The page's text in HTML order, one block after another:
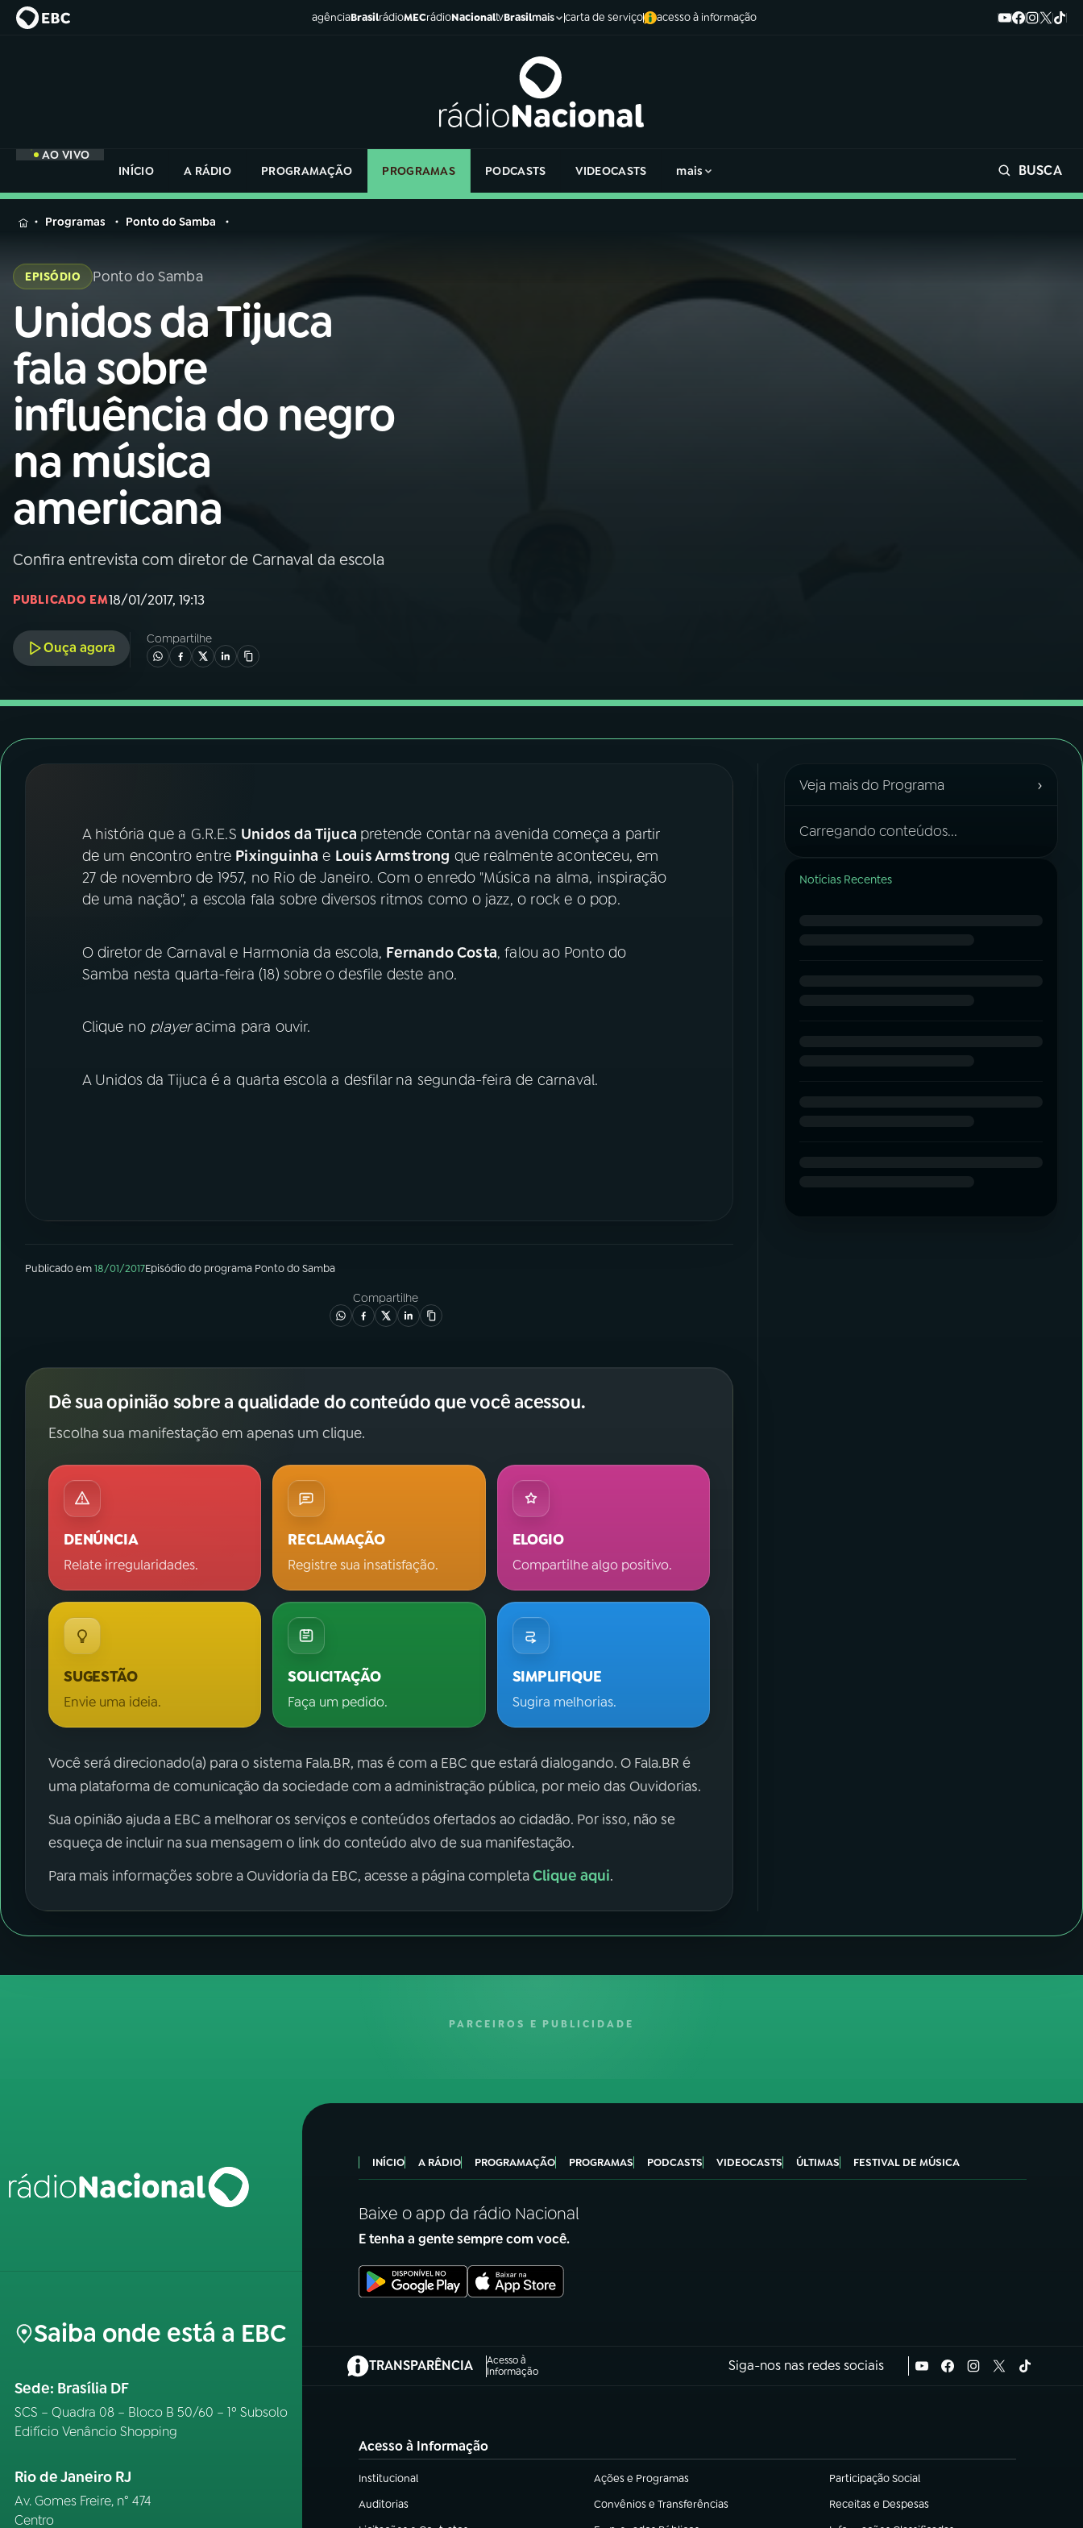
agênciaBrasilrádioMECrádioNacionaltvBrasilmais carta de serviço acesso à informação
AO VIVO
INÍCIO
A RÁDIO PROGRAMAÇÃO PROGRAMAS PODCASTS VIDEOCASTS mais BUSCA
MENU
Buscar
na
Rádio
Nacional
01INÍCIO
02 A RÁDIO
03 PROGRAMAÇÃO
04PROGRAMAS
ACOMPANHE A RÁDIO NACIONAL
YouTube Facebook
Instagram X
na
Rádio
Nacional
Programas Ponto do Samba
EPISÓDIO Ponto do Samba
Unidos da Tijuca
fala sobre
influência do negro
na música
americana
Confira entrevista com diretor de Carnaval da escola
PUBLICADO EM18/01/2017, 19:13
Ouça agora
Compartilhe
A história que a G.R.E.S Unidos da Tijuca pretende contar na avenida começa a partir
de um encontro entre Pixinguinha e Louis Armstrong que realmente aconteceu, em
27 de novembro de 1957, no Rio de Janeiro. Com o enredo "Música na alma, inspiração
de uma nação", a escola fala sobre diversos ritmos como o jazz, o rock e o pop.
O diretor de Carnaval e Harmonia da escola, Fernando Costa, falou ao Ponto do
Samba nesta quarta-feira (18) sobre o desfile deste ano.
Clique no playeracima para ouvir.
A Unidos da Tijuca é a quarta escola a desfilar na segunda-feira de carnaval.
Publicado em18/01/2017Episódiodo programa Ponto do Samba
Compartilhe
Dê sua opinião sobre a qualidade do conteúdo que você acessou.
Escolha sua manifestação em apenas um clique.
DENÚNCIA
Relate irregularidades.
RECLAMAÇÃO
Registre sua insatisfação.
ELOGIO
Compartilhe algo positivo.
SUGESTÃO
Envie uma ideia.
SOLICITAÇÃO
Faça um pedido.
SIMPLIFIQUE
Sugira melhorias.
Você será direcionado(a) para o sistema Fala.BR, mas é com a EBC que estará dialogando. O Fala.BR é
uma plataforma de comunicação da sociedade com a administração pública, por meio das Ouvidorias.
Sua opinião ajuda a EBC a melhorar os serviços e conteúdos ofertados ao cidadão. Por isso, não se
esqueça de incluir na sua mensagem o link do conteúdo alvo de sua manifestação.
Para mais informações sobre a Ouvidoria da EBC, acesse a página completaClique aqui.
Veja mais do Programa ›
Carregando conteúdos...
Notícias Recentes
PARCEIROS E PUBLICIDADE
Saiba onde está a EBC
Sede: Brasília DF
SCS – Quadra 08 – Bloco B 50/60 – 1º Subsolo
Edifício Venâncio Shopping
Rio de Janeiro RJ
Av. Gomes Freire, n° 474
Centro
INÍCIO A RÁDIO PROGRAMAÇÃO PROGRAMAS PODCASTS VIDEOCASTS ÚLTIMAS FESTIVAL DE MÚSICA
Baixe o app da rádio Nacional
E tenha a gente sempre com você.
TRANSPARÊNCIA
Acesso à
Informação
(abre em nova aba) Siga-nos nas redes sociais
Acesso à Informação
Institucional
(abre em nova aba) Ações e Programas
(abre em nova aba) Participação Social
(abre em nova aba)
Auditorias
(abre em nova aba) Convênios e Transferências
(abre em nova aba) Receitas e Despesas
(abre em nova aba)